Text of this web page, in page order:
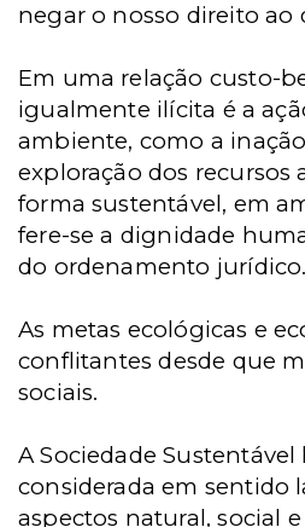
negar o nosso direito ao
Em uma relação custo-
igualmente ilícita é a
ambiente, como a
exploração dos recursos
forma sustentável, em
fere-se a dignidade
do ordenamento jurídico.
As metas ecológicas e
conflitantes desde que
sociais.
A Sociedade Sustentável
considerada em sentido
aspectos natural, social